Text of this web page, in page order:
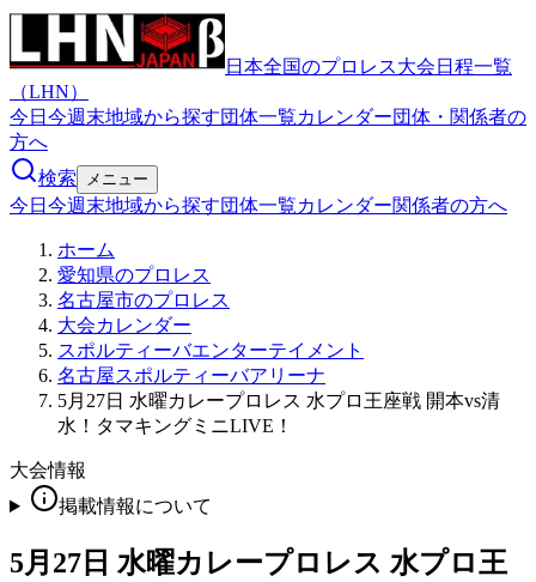
日本全国のプロレス大会日程一覧
（LHN）
今日 今週末地域から探す団体一覧カレンダー団体・関係者の
方へ
検索
メニュー
今日 今週末地域から探す団体一覧カレンダー関係者の方へ
ホーム
愛知県のプロレス
名古屋市のプロレス
大会カレンダー
スポルティーバエンターテイメント
名古屋スポルティーバアリーナ
5月27日 水曜カレープロレス 水プロ王座戦 開本vs清
水！タマキングミニLIVE！
大会情報
掲載情報について
5月27日 水曜カレープロレス 水プロ王